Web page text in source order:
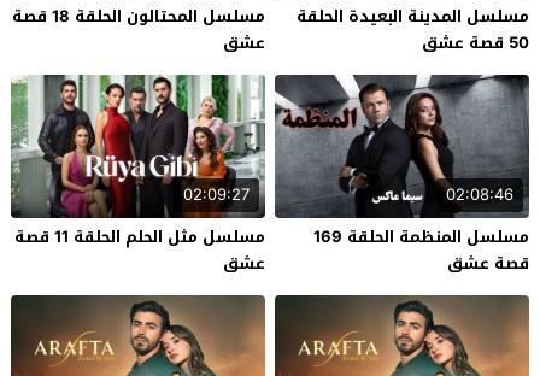
مسلسل المدينة البعيدة الحلقة
50 قصة عشق
مسلسل المحتالون الحلقة 18 قصة
عشق
02:08:46
مسلسل المنظمة الحلقة 169
قصة عشق
02:09:27
مسلسل مثل الحلم الحلقة 11 قصة
عشق